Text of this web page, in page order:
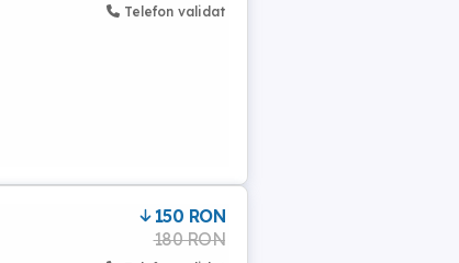
Telefon validat
150 RON
180 RON